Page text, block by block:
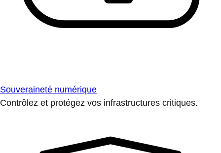
Souveraineté numérique
Contrôlez et protégez vos infrastructures critiques.